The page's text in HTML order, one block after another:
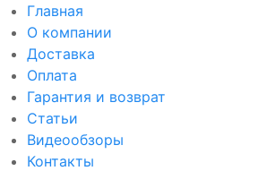
Главная
О компании
Доставка
Оплата
Гарантия и возврат
Статьи
Видеообзоры
Контакты